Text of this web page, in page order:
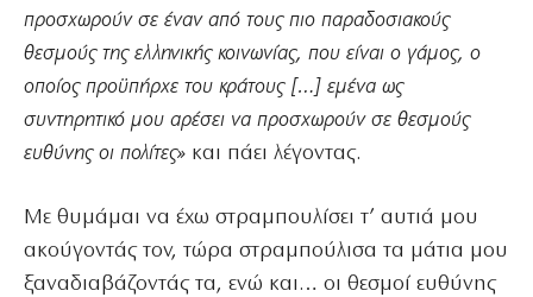
προσχωρούν σε έναν από τους πιο παραδοσιακούς
θεσμούς της ελληνικής κοινωνίας, που είναι ο γάμος, ο
οποίος προϋπήρχε του κράτους […] εμένα ως
συντηρητικό μου αρέσει να προσχωρούν σε θεσμούς
ευθύνης οι πολίτες» και πάει λέγοντας.
Με θυμάμαι να έχω στραμπουλίσει τ’ αυτιά μου
ακούγοντάς τον, τώρα στραμπούλισα τα μάτια μου
ξαναδιαβάζοντάς τα, ενώ και… οι θεσμοί ευθύνης